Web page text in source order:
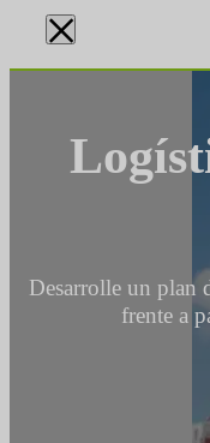
×
Desarrolle un plan
frente a